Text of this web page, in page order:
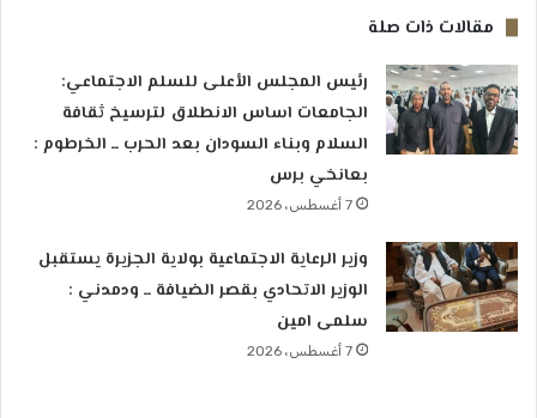
مقالات ذات صلة
رئيس المجلس الأعلى للسلم الاجتماعي:
الجامعات اساس الانطلاق لترسيخ ثقافة
السلام وبناء السودان بعد الحرب ــ الخرطوم :
بعانخي برس
7 أغسطس، 2026
وزير الرعاية الاجتماعية بولاية الجزيرة يستقبل
الوزير الاتحادي بقصر الضيافة ــ ودمدني :
سلمى امين
7 أغسطس، 2026